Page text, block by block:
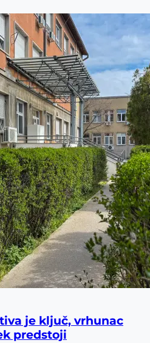
je ključ, vrhunac
predstoji